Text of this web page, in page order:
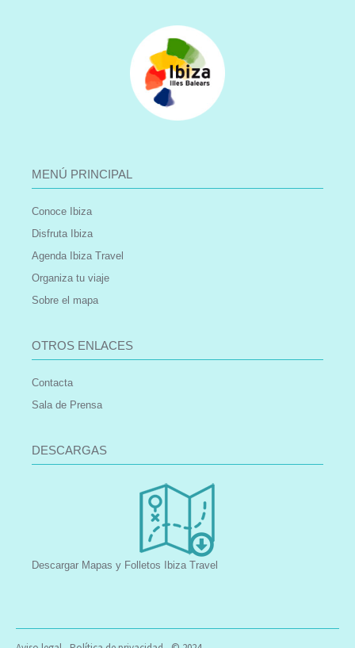
MENÚ PRINCIPAL
Conoce Ibiza
Disfruta Ibiza
Agenda Ibiza Travel
Organiza tu viaje
Sobre el mapa
OTROS ENLACES
Contacta
Sala de Prensa
DESCARGAS
Descargar Mapas y Folletos Ibiza Travel